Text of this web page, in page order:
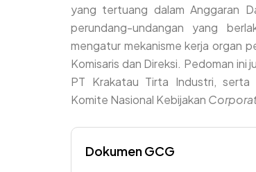
yang tertuang dalam Anggaran
perundang-undangan yang
mengatur mekanisme kerja organ
Komisaris dan Direksi. Pedoman ini
PT Krakatau Tirta Industri, serta
Komite Nasional Kebijakan
Dokumen GCG